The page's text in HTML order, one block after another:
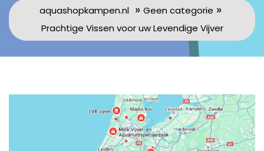
aquashopkampen.nl » Geen categorie »
Prachtige Vissen voor uw Levendige Vijver